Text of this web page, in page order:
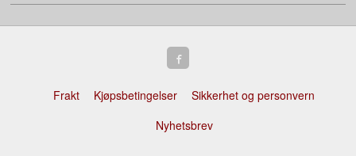
Frakt Kjøpsbetingelser
Sikkerhet og personvern
Nyhetsbrev